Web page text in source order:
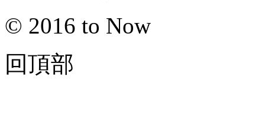
© 2016 to Now
回頂部